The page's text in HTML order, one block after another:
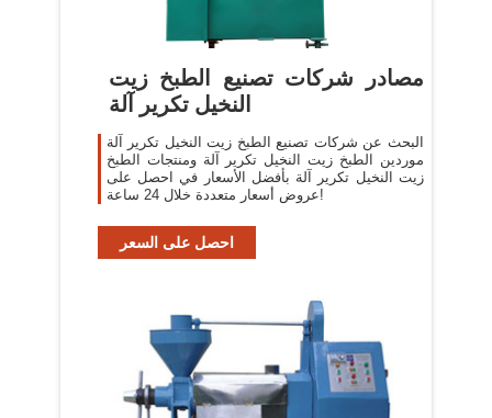
مصادر شركات تصنيع الطبخ زيت
النخيل تكرير آلة
البحث عن شركات تصنيع الطبخ زيت النخيل تكرير آلة
موردين الطبخ زيت النخيل تكرير آلة ومنتجات الطبخ
زيت النخيل تكرير آلة بأفضل الأسعار في احصل على
عروض أسعار متعددة خلال 24 ساعة!
احصل على السعر